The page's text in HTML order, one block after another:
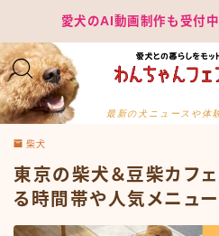
愛犬のAI動画制作も受付中
最新の犬ニュースや体
MENU
カテゴリー
サイトマップ
柴犬
東京の柴犬＆豆柴カフ
る時間帯や人気メニュ